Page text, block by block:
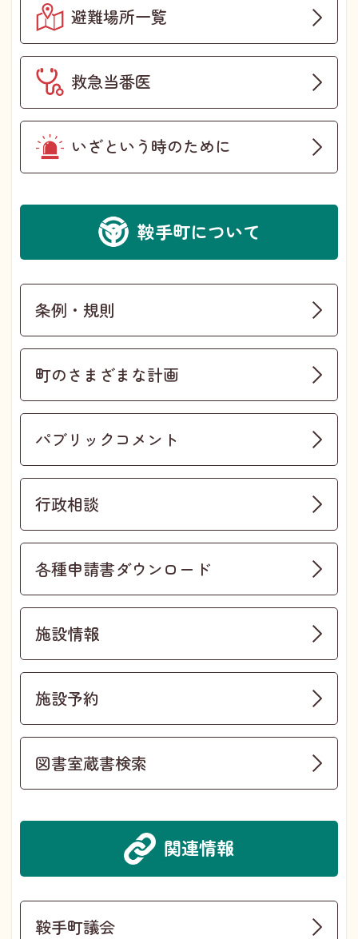
避難場所一覧
救急当番医
いざという時のために
鞍手町について
条例・規則
町のさまざまな計画
パブリックコメント
行政相談
各種申請書ダウンロード
施設情報
施設予約
図書室蔵書検索
関連情報
鞍手町議会